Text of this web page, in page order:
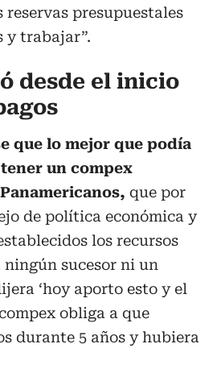
reservas presupuestales
y trabajar”.
desde el inicio
que lo mejor que podía
un compex
que por
de política económica y
los recursos
sucesor ni un
‘hoy aporto esto y el
obliga a que
durante 5 años y hubiera